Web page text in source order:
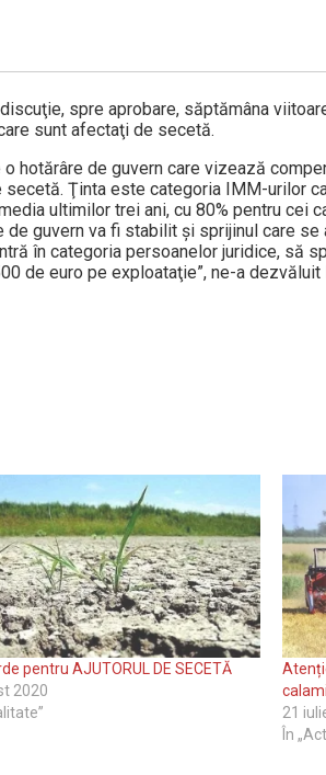
spre aprobare, săptămâna
sunt afectaţi de secetă.
hotărâre de guvern care vizează
Ţinta este categoria IMM-urilor
ultimilor trei ani, cu 80% pentru cei
de guvern va fi stabilit şi sprijinul care
în categoria persoanelor juridice, să
de euro pe exploataţie”, ne-a
pentru AJUTORUL DE SECETĂ
2020
21
În